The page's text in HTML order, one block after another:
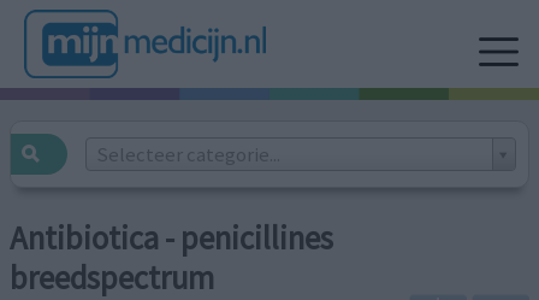
Selecteer categorie...
Antibiotica - penicillines
breedspectrum